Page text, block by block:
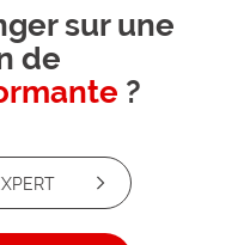
sur une
de
?